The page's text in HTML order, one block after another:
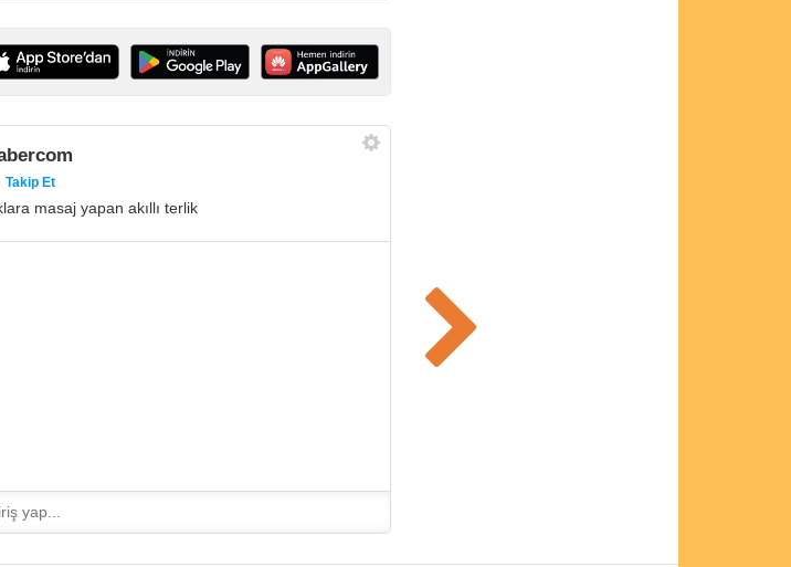
Takip Et
masaj yapan akıllı terlik